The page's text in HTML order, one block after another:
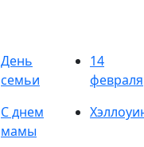
День
семьи
14
февраля
С днем
мамы